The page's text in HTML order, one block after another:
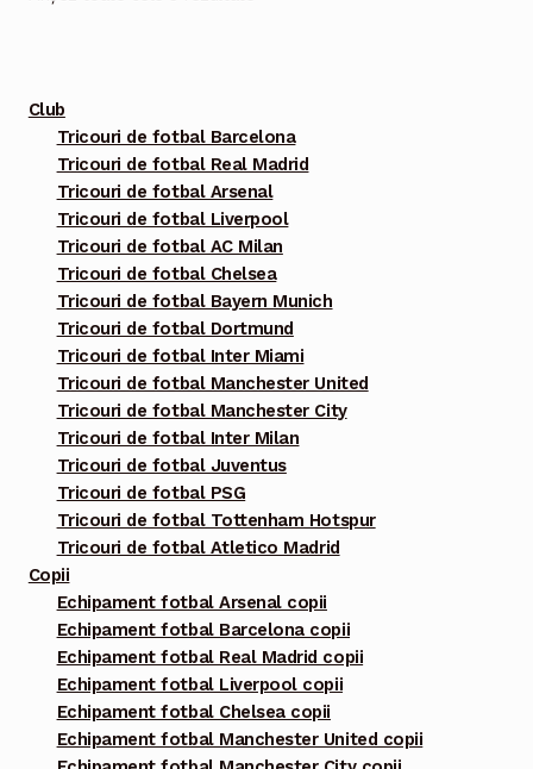
Club
Tricouri de fotbal Barcelona
Tricouri de fotbal Real Madrid
Tricouri de fotbal Arsenal
Tricouri de fotbal Liverpool
Tricouri de fotbal AC Milan
Tricouri de fotbal Chelsea
Tricouri de fotbal Bayern Munich
Tricouri de fotbal Dortmund
Tricouri de fotbal Inter Miami
Tricouri de fotbal Manchester United
Tricouri de fotbal Manchester City
Tricouri de fotbal Inter Milan
Tricouri de fotbal Juventus
Tricouri de fotbal PSG
Tricouri de fotbal Tottenham Hotspur
Tricouri de fotbal Atletico Madrid
Copii
Echipament fotbal Arsenal copii
Echipament fotbal Barcelona copii
Echipament fotbal Real Madrid copii
Echipament fotbal Liverpool copii
Echipament fotbal Chelsea copii
Echipament fotbal Manchester United copii